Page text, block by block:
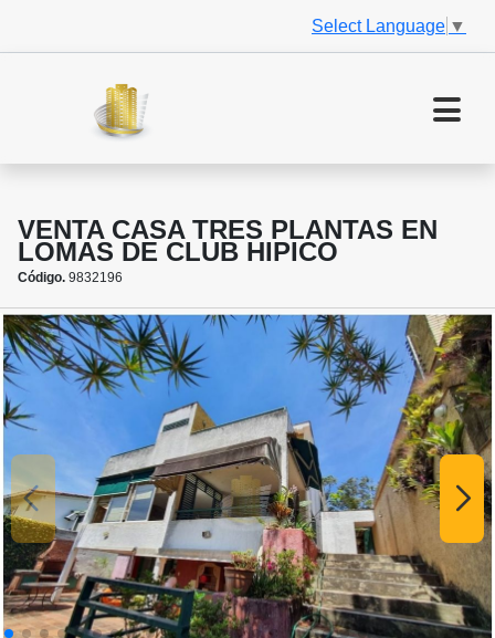
Select Language ▼
VENTA CASA TRES PLANTAS EN
LOMAS DE CLUB HIPICO
Código. 9832196